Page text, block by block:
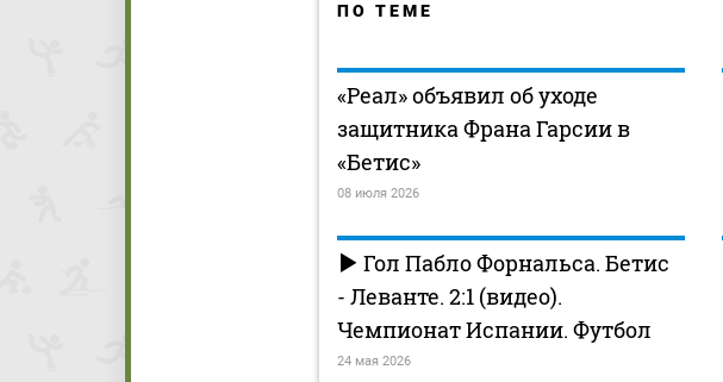
ПО ТЕМЕ
«Реал» объявил об уходе
защитника Франа Гарсии в
«Бетис»
08 июля 2026
Гол Пабло Форнальса. Бетис
- Леванте. 2:1 (видео).
Чемпионат Испании. Футбол
24 мая 2026